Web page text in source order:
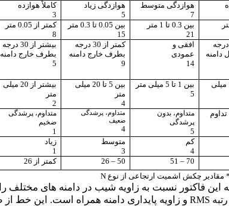
هوازدگی متوسط
7
هوازدگی زیاد
5
کاملاً هوازده
3
بین 0.3 تا 1 متر
21
بین 0.05 تا 0.3 متر
15
کمتر از 0.05 متر
8
کمتر از 30 درجه
دامنه
افقی و
عمودی
14
کمتر از 30 درجه
بطرف خارج دامنه
9
بیشتر از 30 درجه
بطرف خارج دامنه
5
بین 0.1 تا 1 میلی
بین 1 تا 5 میلی متر
5
بین 5 تا 20 میلی
متر
4
بیشتر از 20 میلی
متر
2
متداوم، بدون
پرشدگی
5
متداوم، پرشدگی
ضعیف
4
متداوم، پرشدگی
ضخیم
1
کم
4
متوسط
3
زیاد
1
70
–
50
–
کمتر از 26
* مقادیر چکش اشمیت ارتجاعی از نوع N
RMS و زاویه پایداری دامنه همراه است. این خط